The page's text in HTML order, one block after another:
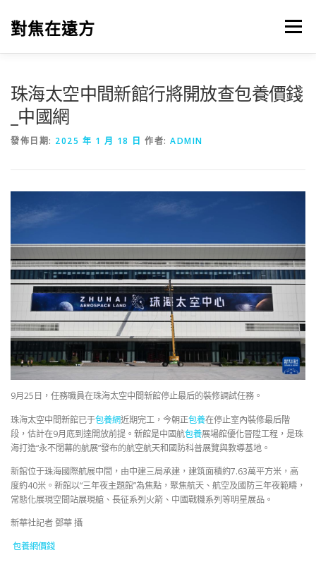
對焦在遠方 選單
珠海太空中間新館行將開放查包養價錢
_中國網
發佈日期: 2025 年 1 月 18 日 作者: ADMIN
9月25日，任務職員在珠海太空中間新館停止最后的裝修調試任務。
珠海太空中間新館已于包養網近期完工，今朝正包養在停止室內裝修最后階
段，估計在9月底到達開放前提。新館是中國航包養展場館優化晉陞工程，是珠
海打造“永不閉幕的航展”發布的航空航天和國防科普展覽與教導基地。
新館位于珠海國際航展中間，由中建三局承建，建筑面積約7.63萬平方米，高
度約40米。新館以“三年夜主題館”為焦點，聚焦航天、航空及國防三年夜範疇，
常態化展現空間站展現艙、長征系列火箭、中國戰機系列等明星展品。
新華社記者 鄧華 攝
包養網價錢